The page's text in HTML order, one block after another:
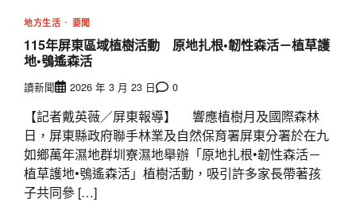
地方生活 要聞
115年屏東區域植樹活動 原地扎根•韌性森活－植草護
地•鴞遙森活
讀新聞 2026 年 3 月 23 日 0
【記者戴英薇／屏東報導】 響應植樹月及國際森林
日，屏東縣政府聯手林業及自然保育署屏東分署於在九
如鄉萬年濕地群圳寮濕地舉辦「原地扎根•韌性森活－
植草護地•鴞遙森活」植樹活動，吸引許多家長帶著孩
子共同參 […]